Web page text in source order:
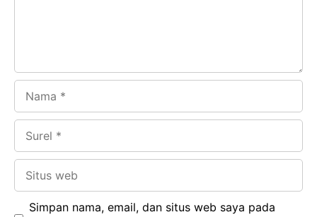
Simpan nama, email, dan situs web saya pada